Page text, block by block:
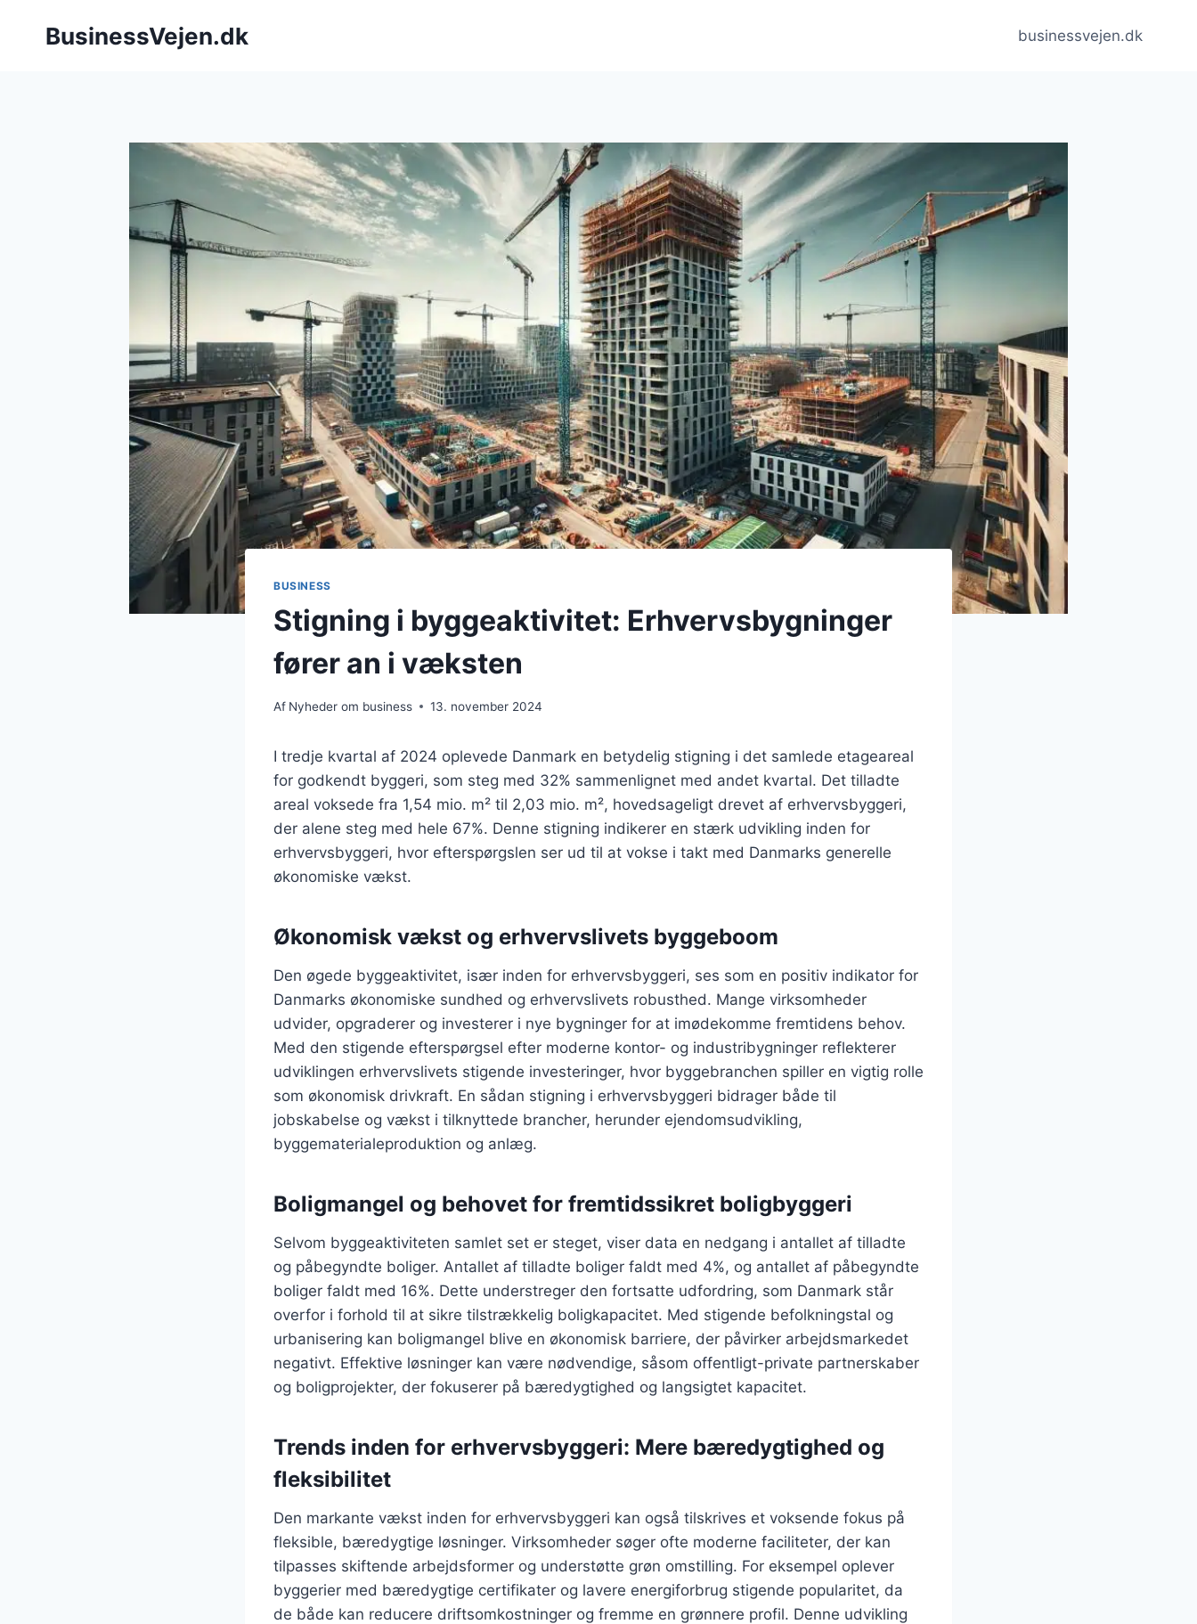
BusinessVejen.dk businessvejen.dk
BUSINESS
Stigning i byggeaktivitet: Erhvervsbygninger
fører an i væksten
Af Nyheder om business 13. november 2024
I tredje kvartal af 2024 oplevede Danmark en betydelig stigning i det samlede etageareal
for godkendt byggeri, som steg med 32% sammenlignet med andet kvartal. Det tilladte
areal voksede fra 1,54 mio. m² til 2,03 mio. m², hovedsageligt drevet af erhvervsbyggeri,
der alene steg med hele 67%. Denne stigning indikerer en stærk udvikling inden for
erhvervsbyggeri, hvor efterspørgslen ser ud til at vokse i takt med Danmarks generelle
økonomiske vækst.
Økonomisk vækst og erhvervslivets byggeboom
Den øgede byggeaktivitet, især inden for erhvervsbyggeri, ses som en positiv indikator for
Danmarks økonomiske sundhed og erhvervslivets robusthed. Mange virksomheder
udvider, opgraderer og investerer i nye bygninger for at imødekomme fremtidens behov.
Med den stigende efterspørgsel efter moderne kontor- og industribygninger reflekterer
udviklingen erhvervslivets stigende investeringer, hvor byggebranchen spiller en vigtig rolle
som økonomisk drivkraft. En sådan stigning i erhvervsbyggeri bidrager både til
jobskabelse og vækst i tilknyttede brancher, herunder ejendomsudvikling,
byggematerialeproduktion og anlæg.
Boligmangel og behovet for fremtidssikret boligbyggeri
Selvom byggeaktiviteten samlet set er steget, viser data en nedgang i antallet af tilladte
og påbegyndte boliger. Antallet af tilladte boliger faldt med 4%, og antallet af påbegyndte
boliger faldt med 16%. Dette understreger den fortsatte udfordring, som Danmark står
overfor i forhold til at sikre tilstrækkelig boligkapacitet. Med stigende befolkningstal og
urbanisering kan boligmangel blive en økonomisk barriere, der påvirker arbejdsmarkedet
negativt. Effektive løsninger kan være nødvendige, såsom offentligt-private partnerskaber
og boligprojekter, der fokuserer på bæredygtighed og langsigtet kapacitet.
Trends inden for erhvervsbyggeri: Mere bæredygtighed og
fleksibilitet
Den markante vækst inden for erhvervsbyggeri kan også tilskrives et voksende fokus på
fleksible, bæredygtige løsninger. Virksomheder søger ofte moderne faciliteter, der kan
tilpasses skiftende arbejdsformer og understøtte grøn omstilling. For eksempel oplever
byggerier med bæredygtige certifikater og lavere energiforbrug stigende popularitet, da
de både kan reducere driftsomkostninger og fremme en grønnere profil. Denne udvikling